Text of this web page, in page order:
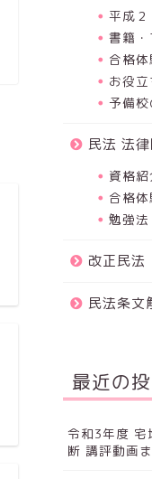
平成
書籍・
合格体
お役
予備
民法 法
資格紹
合格体
勉強
改正民法
民法条文
最近の
令和3年度 宅
断 講評動画